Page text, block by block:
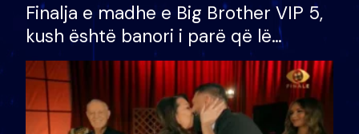
Finalja e madhe e Big Brother VIP 5,
kush është banori i parë që lë
shtëpinë dhe humb mundësinë për
të fituar çmimin e madh